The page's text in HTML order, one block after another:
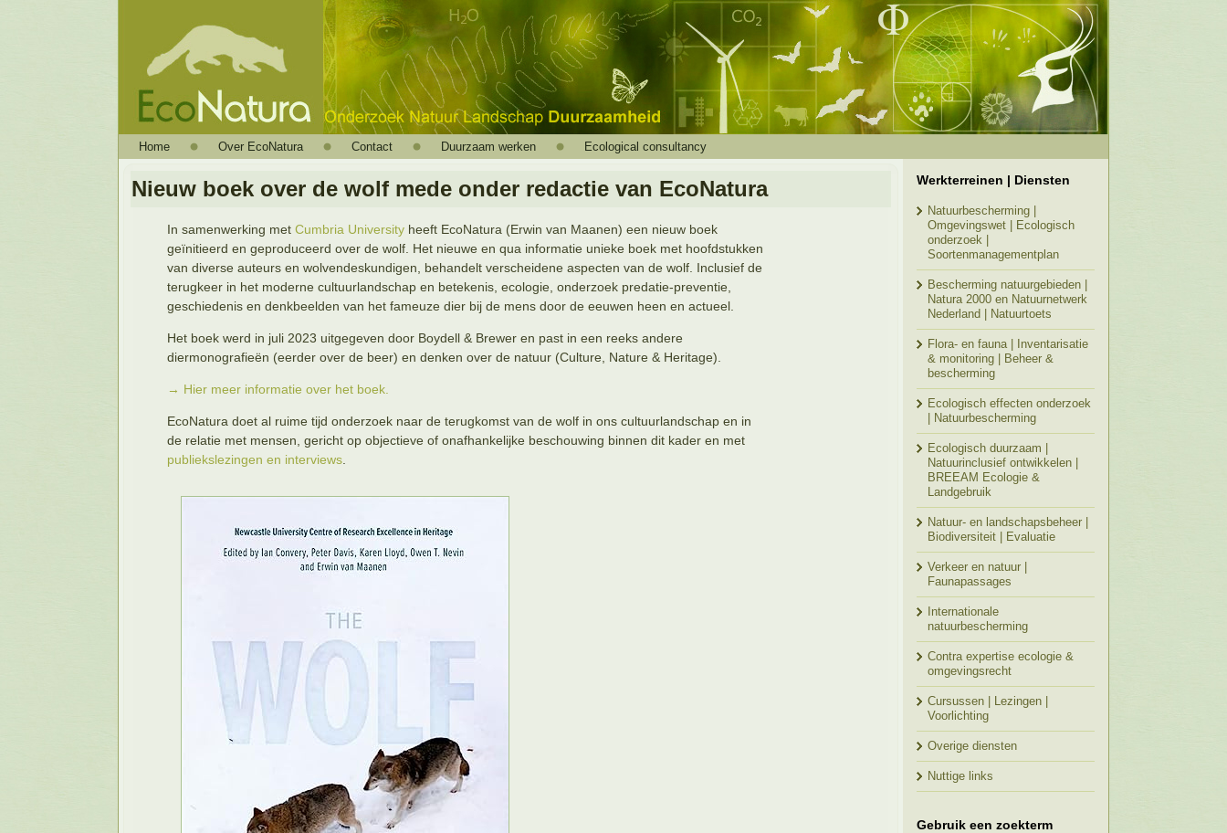
Home Over EcoNatura Contact Duurzaam werken Ecological consultancy
Nieuw boek over de wolf mede onder redactie van EcoNatura
In samenwerking met Cumbria University heeft EcoNatura (Erwin van Maanen) een nieuw boek
geïnitieerd en geproduceerd over de wolf. Het nieuwe en qua informatie unieke boek met hoofdstukken
van diverse auteurs en wolvendeskundigen, behandelt verscheidene aspecten van de wolf. Inclusief de
terugkeer in het moderne cultuurlandschap en betekenis, ecologie, onderzoek predatie-preventie,
geschiedenis en denkbeelden van het fameuze dier bij de mens door de eeuwen heen en actueel.
Het boek werd in juli 2023 uitgegeven door Boydell & Brewer en past in een reeks andere
diermonografieën (eerder over de beer) en denken over de natuur (Culture, Nature & Heritage).
→ Hier meer informatie over het boek.
EcoNatura doet al ruime tijd onderzoek naar de terugkomst van de wolf in ons cultuurlandschap en in
de relatie met mensen, gericht op objectieve of onafhankelijke beschouwing binnen dit kader en met
publiekslezingen en interviews
Werkterreinen | Diensten
Natuurbescherming |
Omgevingswet | Ecologisch
onderzoek |
Soortenmanagementplan
Bescherming natuurgebieden |
Natura 2000 en Natuurnetwerk
Nederland | Natuurtoets
Flora- en fauna | Inventarisatie
& monitoring | Beheer &
bescherming
Ecologisch effecten onderzoek
| Natuurbescherming
Ecologisch duurzaam |
Natuurinclusief ontwikkelen |
BREEAM Ecologie &
Landgebruik
Natuur- en landschapsbeheer |
Biodiversiteit | Evaluatie
Verkeer en natuur |
Faunapassages
Internationale
natuurbescherming
Contra expertise ecologie &
omgevingsrecht
Cursussen | Lezingen |
Voorlichting
Overige diensten
Nuttige links
Gebruik een zoekterm